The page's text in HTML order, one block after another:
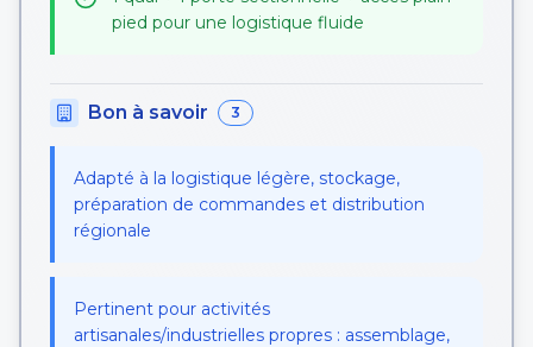
pied pour une logistique fluide
Bon à savoir 3
Adapté à la logistique légère, stockage,
préparation de commandes et distribution
régionale
Pertinent pour activités
artisanales/industrielles propres : assemblage,